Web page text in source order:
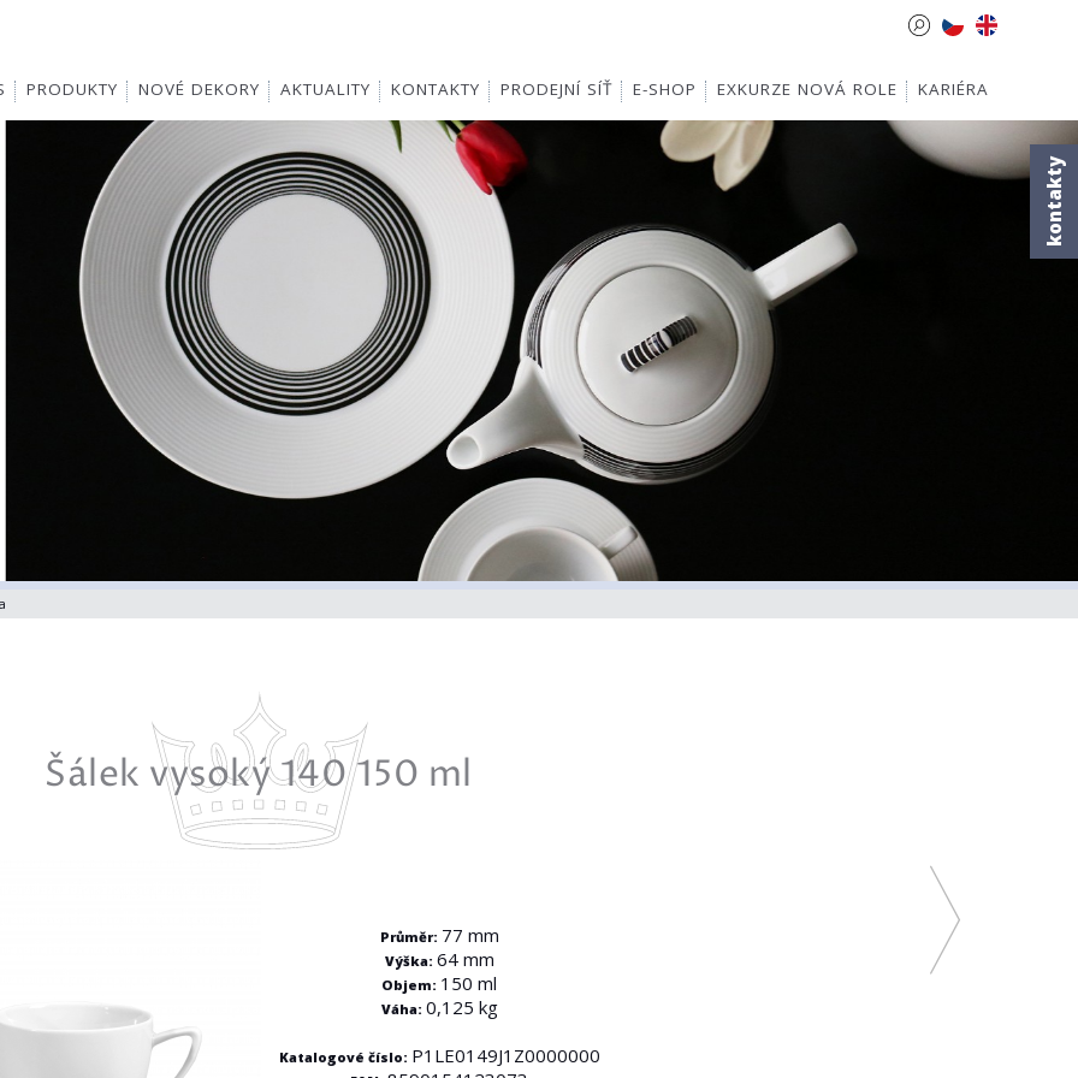
kontakty
PRODUKTY NOVÉ DEKORY AKTUALITY KONTAKTY PRODEJNÍ SÍŤ E-SHOP EXKURZE NOVÁ ROLE KARIÉRA
Šálek vysoký 140 150 ml
Průměr: 77 mm
Výška: 64 mm
Objem: 150 ml
Váha: 0,125 kg
Katalogové číslo: P1LE0149J1Z0000000